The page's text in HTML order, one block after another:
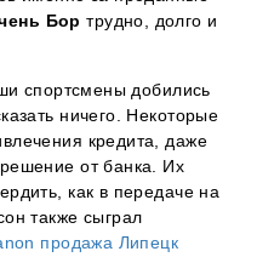
Бор трудно, долго и
спортсмены добились
ничего. Некоторые
кредита, даже
от банка. Их
как в передаче на
также сыграл
продажа Липецк